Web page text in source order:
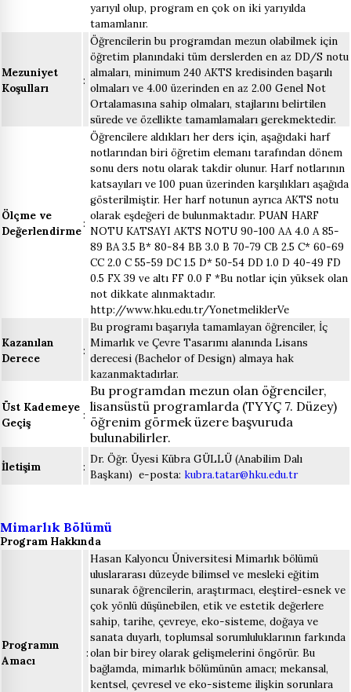
yarıyıl olup, program en çok on iki yarıyılda
tamamlanır.
Mezuniyet
Koşulları
:
Öğrencilerin bu programdan mezun olabilmek için
öğretim planındaki tüm derslerden en az DD/S notu
almaları, minimum 240 AKTS kredisinden başarılı
olmaları ve 4.00 üzerinden en az 2.00 Genel Not
Ortalamasına sahip olmaları, stajlarını belirtilen
sürede ve özellikte tamamlamaları gerekmektedir.
Ölçme ve
Değerlendirme
:
Öğrencilere aldıkları her ders için, aşağıdaki harf
notlarından biri öğretim elemanı tarafından dönem
sonu ders notu olarak takdir olunur. Harf notlarının
katsayıları ve 100 puan üzerinden karşılıkları aşağıda
gösterilmiştir. Her harf notunun ayrıca AKTS notu
olarak eşdeğeri de bulunmaktadır. PUAN HARF
NOTU KATSAYI AKTS NOTU 90-100 AA 4.0 A 85-
89 BA 3.5 B* 80-84 BB 3.0 B 70-79 CB 2.5 C* 60-69
CC 2.0 C 55-59 DC 1.5 D* 50-54 DD 1.0 D 40-49 FD
0.5 FX 39 ve altı FF 0.0 F *Bu notlar için yüksek olan
not dikkate alınmaktadır.
http://www.hku.edu.tr/YonetmeliklerVe
Kazanılan
Derece
:
Bu programı başarıyla tamamlayan öğrenciler, İç
Mimarlık ve Çevre Tasarımı alanında Lisans
derecesi (Bachelor of Design) almaya hak
kazanmaktadırlar.
Üst Kademeye
Geçiş
:
Bu programdan mezun olan öğrenciler,
lisansüstü programlarda (TYYÇ 7. Düzey)
öğrenim görmek üzere başvuruda
bulunabilirler.
İletişim :
Dr. Öğr. Üyesi Kübra GÜLLÜ (Anabilim Dalı
Başkanı) e-posta: kubra.tatar@hku.edu.tr
Mimarlık Bölümü
Program Hakkında
Programın
Amacı
:
Hasan Kalyoncu Üniversitesi Mimarlık bölümü
uluslararası düzeyde bilimsel ve mesleki eğitim
sunarak öğrencilerin, araştırmacı, eleştirel-esnek ve
çok yönlü düşünebilen, etik ve estetik değerlere
sahip, tarihe, çevreye, eko-sisteme, doğaya ve
sanata duyarlı, toplumsal sorumluluklarının farkında
olan bir birey olarak gelişmelerini öngörür. Bu
bağlamda, mimarlık bölümünün amacı; mekansal,
kentsel, çevresel ve eko-sisteme ilişkin sorunlara